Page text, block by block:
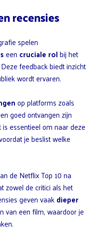
recensies
spelen
een cruciale rolbij het
feedback biedt inzicht
wordt ervaren.
op platforms zoals
goed ontvangen zijn
essentieel om naar deze
je beslist welke
de Netflix Top 10 na
zowel de critici als het
geven vaakdieper
van een film, waardoor je